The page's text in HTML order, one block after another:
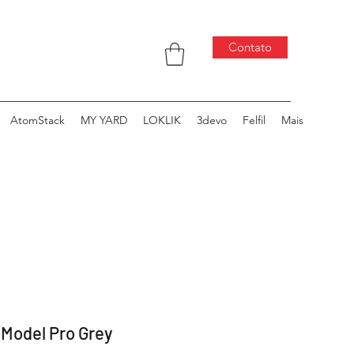
Contato
AtomStack MY YARD LOKLIK 3devo Felfil Mais
Pro Grey